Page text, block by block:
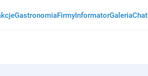
GastronomiaFirmyInformatorGaleriaChat